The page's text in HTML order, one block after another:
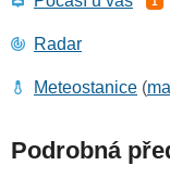
Radar
Meteostanice (
Podrobná